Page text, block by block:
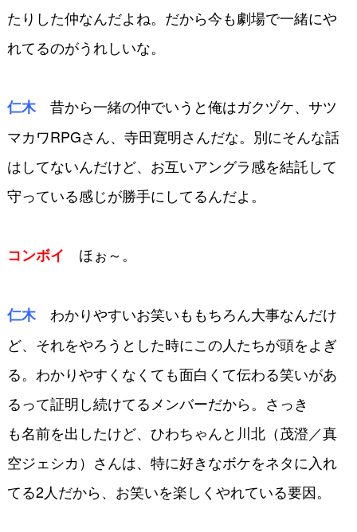
たりした仲なんだよね。だから今も劇場で一緒にや
れてるのがうれしいな。
仁木昔から一緒の仲でいうと俺はガクヅケ、サツ
マカワRPGさん、寺田寛明さんだな。別にそんな話
はしてないんだけど、お互いアングラ感を結託して
守っている感じが勝手にしてるんだよ。
コンボイ ほぉ～。
仁木わかりやすいお笑いももちろん大事なんだけ
ど、それをやろうとした時にこの人たちが頭をよぎ
る。わかりやすく なくても面白くて伝わる笑いがあ
るって証明し続けてるメンバーだから。さっき
も名前を出したけど、ひわちゃんと川北（茂澄／真
空ジェシカ）さんは、特に好きなボケをネタに入れ
てる2人だから、お笑いを楽しくやれている要因。